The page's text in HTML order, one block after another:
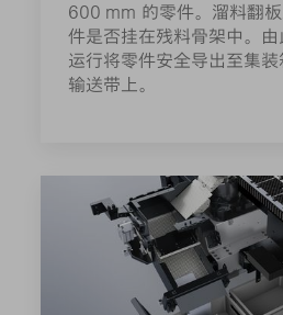
600 mm 的零件。溜料翻
件是否挂在残料骨架中。
运行将零件安全导出至集
输送带上。